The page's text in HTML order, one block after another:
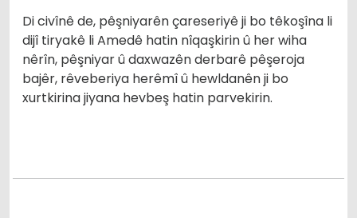
Di civînê de, pêşniyarên çareseriyê ji bo têkoşîna li
dijî tiryakê li Amedê hatin nîqaşkirin û her wiha
nêrîn, pêşniyar û daxwazên derbarê pêşeroja
bajêr, rêveberiya herêmî û hewldanên ji bo
xurtkirina jiyana hevbeş hatin parvekirin.